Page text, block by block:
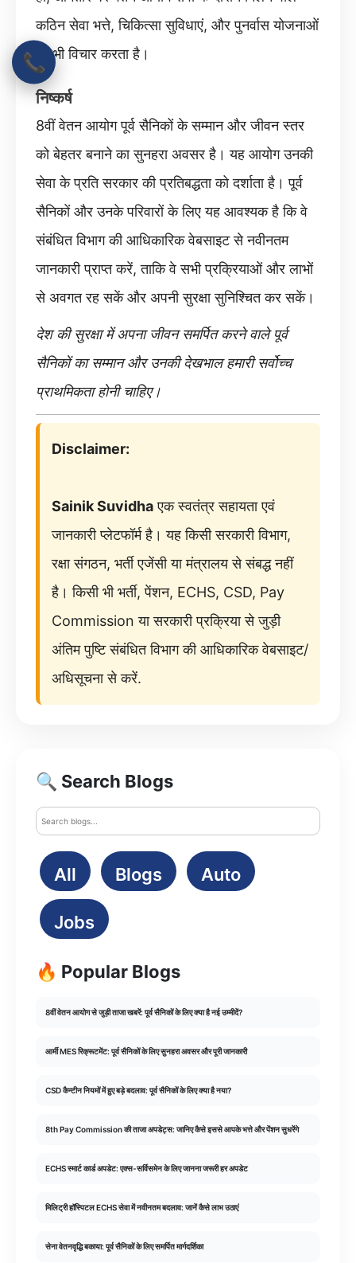
कठिन सेवा भत्ते, चिकित्सा सुविधाएं, और पुनर्वास योजनाओं
पर भी विचार करता है।
निष्कर्ष
8वीं वेतन आयोग पूर्व सैनिकों के सम्मान और जीवन स्तर
को बेहतर बनाने का सुनहरा अवसर है। यह आयोग उनकी
सेवा के प्रति सरकार की प्रतिबद्धता को दर्शाता है। पूर्व
सैनिकों और उनके परिवारों के लिए यह आवश्यक है कि वे
संबंधित विभाग की आधिकारिक वेबसाइट से नवीनतम
जानकारी प्राप्त करें, ताकि वे सभी प्रक्रियाओं और लाभों
से अवगत रह सकें और अपनी सुरक्षा सुनिश्चित कर सकें।
देश की सुरक्षा में अपना जीवन समर्पित करने वाले पूर्व
सैनिकों का सम्मान और उनकी देखभाल हमारी सर्वोच्च
प्राथमिकता होनी चाहिए।
Disclaimer:
Sainik Suvidhaएक स्वतंत्र सहायता एवं
जानकारी प्लेटफॉर्म है। यह किसी सरकारी विभाग,
रक्षा संगठन, भर्ती एजेंसी या मंत्रालय से संबद्ध नहीं
है। किसी भी भर्ती, पेंशन, ECHS, CSD, Pay
Commission या सरकारी प्रक्रिया से जुड़ी
अंतिम पुष्टि संबंधित विभाग की आधिकारिक वेबसाइट/
अधिसूचना से करें.
🔍 Search Blogs
All Blogs Auto
Jobs
🔥 Popular Blogs
8वीं वेतन आयोग से जुड़ी ताजा खबरें: पूर्व सैनिकों के लिए क्या है नई उम्मीदें?
आर्मी MES रिक्रूटमेंट: पूर्व सैनिकों के लिए सुनहरा अवसर और पूरी जानकारी
CSD कैन्टीन नियमों में हुए बड़े बदलाव: पूर्व सैनिकों के लिए क्या है नया?
8th Pay Commission की ताजा अपडेट्स: जानिए कैसे इससे आपके भत्ते और पेंशन सुधरेंगे
ECHS स्मार्ट कार्ड अपडेट: एक्स-सर्विसमेन के लिए जानना जरूरी हर अपडेट
मिलिट्री हॉस्पिटल ECHS सेवा में नवीनतम बदलाव: जानें कैसे लाभ उठाएं
सेना वेतनवृद्धि बकाया: पूर्व सैनिकों के लिए समर्पित मार्गदर्शिका
📞